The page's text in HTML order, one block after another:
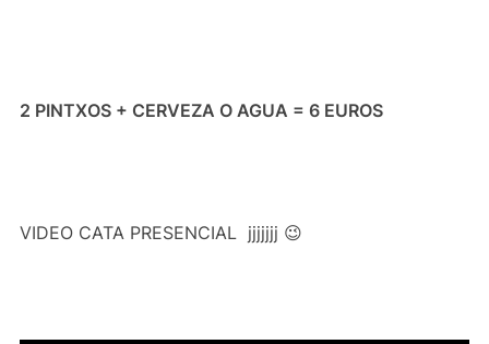
2 PINTXOS + CERVEZA O AGUA = 6 EUROS
VIDEO CATA PRESENCIAL jjjjjjj 😉